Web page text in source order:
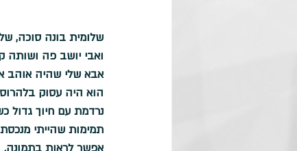
שלומית בונה סוכה,
ואבי יושב פה ושותה
אבא שלי שהיה אוהב
הוא היה עסוק
נרדמת עם חיוך גדול
תמימות שהייתי